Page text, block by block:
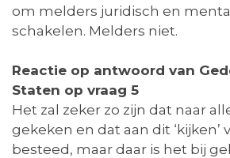
om melders juridisch en
schakelen. Melders niet.
Reactie op antwoord van
Staten op vraag 5
Het zal zeker zo zijn dat naar
gekeken en dat aan dit ‘kijken’
besteed, maar daar is het bij